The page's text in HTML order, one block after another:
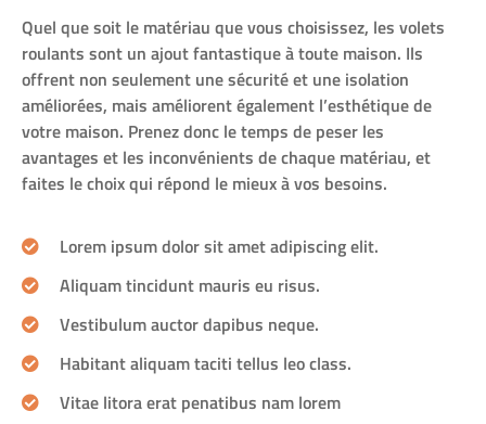
Quel que soit le matériau que vous choisissez, les volets
roulants sont un ajout fantastique à toute maison. Ils
offrent non seulement une sécurité et une isolation
améliorées, mais améliorent également l’esthétique de
votre maison. Prenez donc le temps de peser les
avantages et les inconvénients de chaque matériau, et
faites le choix qui répond le mieux à vos besoins.
Lorem ipsum dolor sit amet adipiscing elit.
Aliquam tincidunt mauris eu risus.
Vestibulum auctor dapibus neque.
Habitant aliquam taciti tellus leo class.
Vitae litora erat penatibus nam lorem